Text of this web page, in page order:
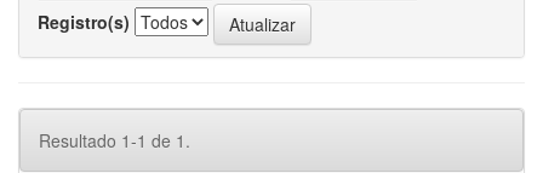
Registro(s)
Resultado 1-1 de 1.